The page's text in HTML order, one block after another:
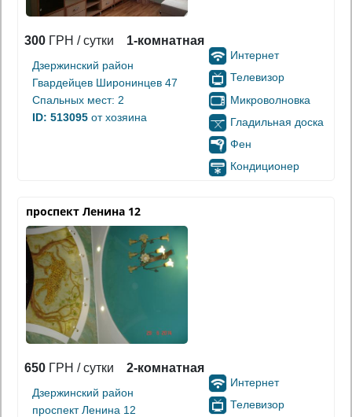
300 ГРН / сутки 1-комнатная
Дзержинский район
Гвардейцев Широнинцев 47
Спальных мест: 2
ID: 513095 от хозяина
Интернет
Телевизор
Микроволновка
Гладильная доска
Фен
Кондиционер
проспект Ленина 12
650 ГРН / сутки 2-комнатная
Дзержинский район
проспект Ленина 12
Интернет
Телевизор